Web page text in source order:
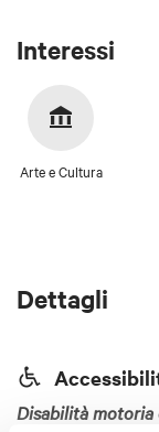
Interessi
Arte e Cultura
Dettagli
Disabilità